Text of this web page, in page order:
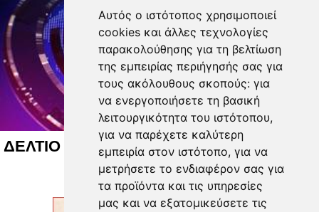
Αυτός ο ιστότοπος χρησιμοποιεί
cookies και άλλες τεχνολογίες
παρακολούθησης για τη βελτίωση
της εμπειρίας περιήγησής σας για
τους ακόλουθους σκοπούς: για
να ενεργοποιήσετε τη βασική
λειτουργικότητα του ιστότοπου,
για να παρέχετε καλύτερη
εμπειρία στον ιστότοπο, για να
μετρήσετε το ενδιαφέρον σας για
τα προϊόντα και τις υπηρεσίες
μας και να εξατομικεύσετε τις
ΔΕΛΤΙΟ ΕΙΔΗΣΕΩΝ 06 08 2026